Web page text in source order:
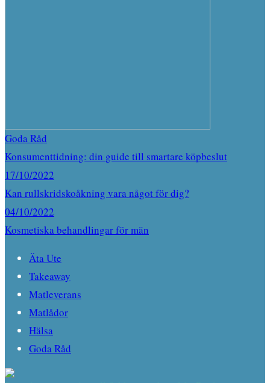
Goda Råd
Konsumenttidning: din guide till smartare köpbeslut
17/10/2022
Kan rullskridskoåkning vara något för dig?
04/10/2022
Kosmetiska behandlingar för män
Äta Ute
Takeaway
Matleverans
Matlådor
Hälsa
Goda Råd